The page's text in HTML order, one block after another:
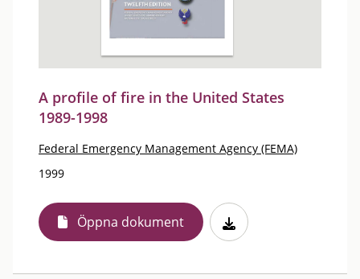
A profile of fire in the United States
1989-1998
Federal Emergency Management Agency (FEMA)
1999
Öppna dokument